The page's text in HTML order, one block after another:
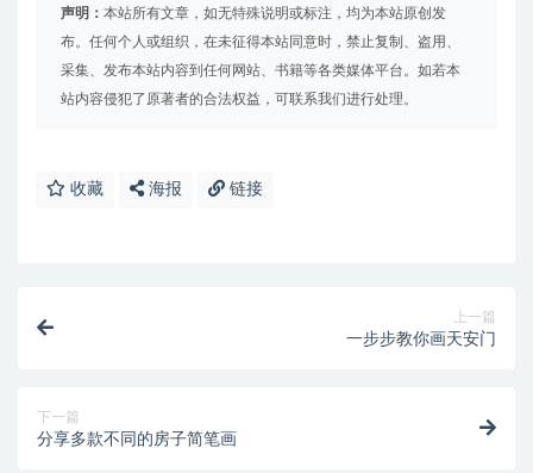
声明： 本站所有文章，如无特殊说明或标注，均为本站原创发
布。任何个人或组织，在未征得本站同意时，禁止复制、盗用、
采集、发布本站内容到任何网站、书籍等各类媒体平台。如若本
站内容侵犯了原著者的合法权益，可联系我们进行处理。
收藏 海报 链接
上一篇
一步步教你画天安门
下一篇
分享多款不同的房子简笔画